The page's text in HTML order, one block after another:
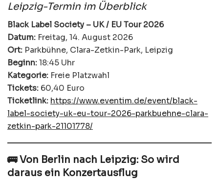
Leipzig-Termin im Überblick
Black Label Society – UK / EU Tour 2026
Datum: Freitag, 14. August 2026
Ort: Parkbühne, Clara-Zetkin-Park, Leipzig
Beginn:18:45 Uhr
Kategorie: Freie Platzwahl
Tickets: 60,40 Euro
Ticketlink: https://www.eventim.de/event/black-
label-society-uk-eu-tour-2026-parkbuehne-clara-
zetkin-park-21101778/
🚌 Von Berlin nach Leipzig: So wird
daraus ein Konzertausflug